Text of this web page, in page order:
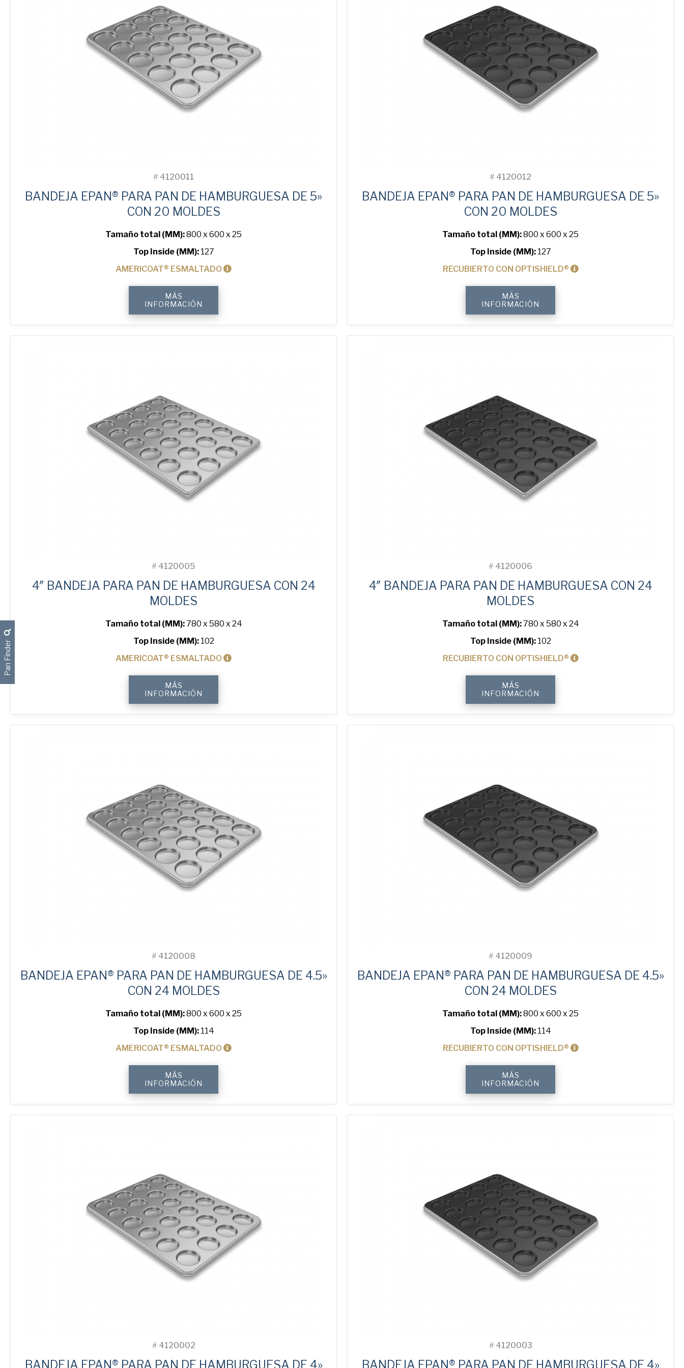
# 4120011
BANDEJA EPAN® PARA PAN DE HAMBURGUESA DE 5»
CON 20 MOLDES
Tamaño total (MM):800 x 600 x 25
Top Inside (MM): 127
AMERICOAT® ESMALTADO
Hamburger
ePAN®
Bun
with
MÁS
INFORMACIÓN
# 4120012
BANDEJA EPAN® PARA PAN DE HAMBURGUESA DE 5»
CON 20 MOLDES
Tamaño total (MM):800 x 600 x 25
Top Inside (MM): 127
RECUBIERTO CON OPTISHIELD®
Hamburger
ePAN®
Bun
with
MÁS
INFORMACIÓN
# 4120005
4″ BANDEJA PARA PAN DE HAMBURGUESA CON 24
MOLDES
Tamaño total (MM):780 x 580 x 24
Top Inside (MM): 102
AMERICOAT® ESMALTADO
Hamburger
Tray
24
MÁS
INFORMACIÓN
# 4120006
4″ BANDEJA PARA PAN DE HAMBURGUESA CON 24
MOLDES
Tamaño total (MM):780 x 580 x 24
Top Inside (MM): 102
RECUBIERTO CON OPTISHIELD®
Hamburger
Tray
24
MÁS
INFORMACIÓN
# 4120008
BANDEJA EPAN® PARA PAN DE HAMBURGUESA DE 4.5»
CON 24 MOLDES
Tamaño total (MM):800 x 600 x 25
Top Inside (MM): 114
AMERICOAT® ESMALTADO
Hamburger
ePAN®
Bun
with
MÁS
INFORMACIÓN
# 4120009
BANDEJA EPAN® PARA PAN DE HAMBURGUESA DE 4.5»
CON 24 MOLDES
Tamaño total (MM):800 x 600 x 25
Top Inside (MM): 114
RECUBIERTO CON OPTISHIELD®
Hamburger
ePAN®
Bun
with
MÁS
INFORMACIÓN
# 4120002
BANDEJA EPAN® PARA PAN DE HAMBURGUESA DE 4»
# 4120003
BANDEJA EPAN® PARA PAN DE HAMBURGUESA DE 4»
Pan Finder